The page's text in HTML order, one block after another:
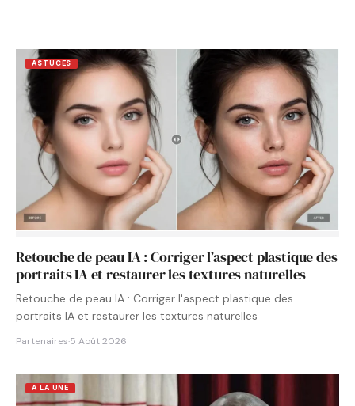
ASTUCES
Retouche de peau IA : Corriger l’aspect plastique des
portraits IA et restaurer les textures naturelles
Retouche de peau IA : Corriger l'aspect plastique des
portraits IA et restaurer les textures naturelles
Partenaires·5 Août 2026
A LA UNE